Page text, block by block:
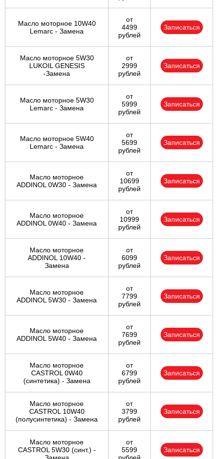
Масло моторное 10W40
Lemarc - Замена
от
4499
рублей
Записаться
Масло моторное 5W30
LUKOIL GENESIS
-Замена
от
2999
рублей
Записаться
Масло моторное 5W30
Lemarc - Замена
от
5999
рублей
Записаться
Масло моторное 5W40
Lemarc - Замена
от
5699
рублей
Записаться
Масло моторное
ADDINOL 0W30 - Замена
от
10699
рублей
Записаться
Масло моторное
ADDINOL 0W40 - Замена
от
10999
рублей
Записаться
Масло моторное
ADDINOL 10W40 -
Замена
от
6099
рублей
Записаться
Масло моторное
ADDINOL 5W30 - Замена
от
7799
рублей
Записаться
Масло моторное
ADDINOL 5W40 - Замена
от
7699
рублей
Записаться
Масло моторное
CASTROL 0W40
(синтетика) - Замена
от
6799
рублей
Записаться
Масло моторное
CASTROL 10W40
(полусинтетика) - Замена
от
3799
рублей
Записаться
Масло моторное
CASTROL 5W30 (синт.) -
от
5599
Записаться